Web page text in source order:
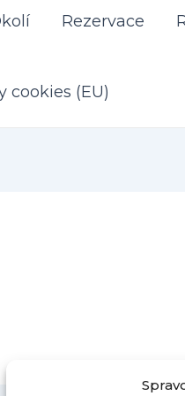
Rezervace
cookies (EU)